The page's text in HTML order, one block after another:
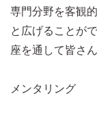
専門分野を客観
と広げることが
座を通して皆さ
メンタリング